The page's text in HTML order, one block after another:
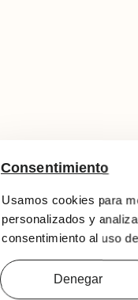
Consentimiento
Usamos cookies para
personalizados y
consentimiento al uso
Denegar